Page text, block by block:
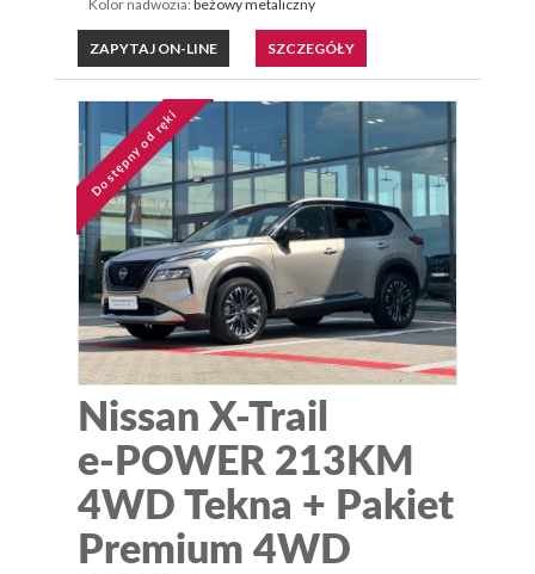
Kolor nadwozia: beżowy metaliczny
ZAPYTAJ ON-LINE SZCZEGÓŁY
Dostępny od ręki
Nissan X-Trail
e-POWER 213KM
4WD Tekna + Pakiet
Premium 4WD